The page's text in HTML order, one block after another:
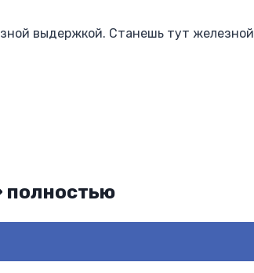
выдержкой. Станешь тут железной
полностью